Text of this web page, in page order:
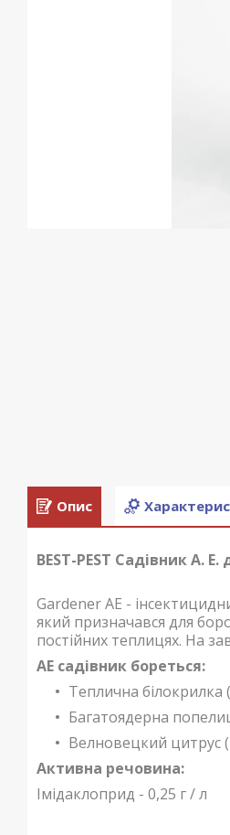
Опис
BEST-PEST Садівник А.
Gardener AE -
який призначався для
постійних теплицях. На
AE садівник бореться:
Теплична білокрилка
Багатоядерна
Велновецкий цитрус
Активна речовина:
Імідаклоприд - 0,25 г / л